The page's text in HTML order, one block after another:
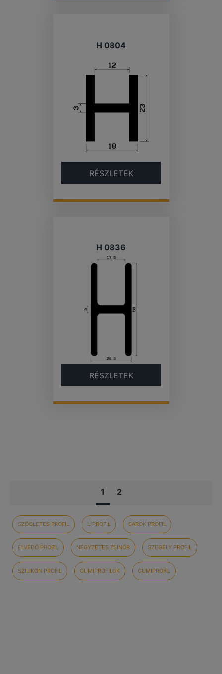
H 0804
RÉSZLETEK
H 0836
RÉSZLETEK
1 2
SZÖGLETES PROFIL L-PROFIL SAROK PROFIL
ÉLVÉDŐ PROFIL NÉGYZETES ZSINÓR SZEGÉLY PROFIL
SZILIKON PROFIL GUMIPROFILOK GUMIPROFIL